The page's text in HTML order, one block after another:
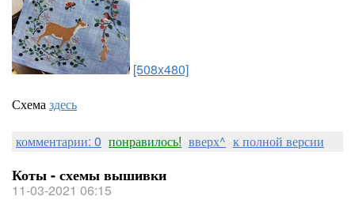
[508x480]
Схемаздесь
комментарии: 0 понравилось! вверх^ к полной версии
Коты - схемы вышивки
11-03-2021 06:15